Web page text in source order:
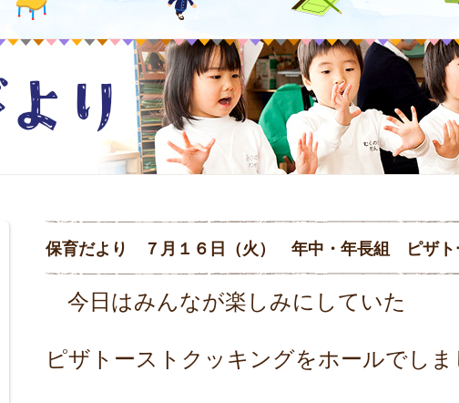
保育だより ７月１６日（火） 年中・年長組 ピザト
今日はみんなが楽しみにしていた
ピザトーストクッキングをホールでしま